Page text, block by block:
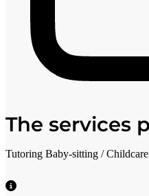
The services
Tutoring Baby-sitting / Childcare